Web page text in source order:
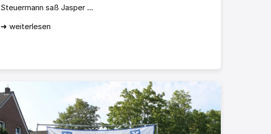
Steuermann saß Jasper ...
➜ weiterlesen